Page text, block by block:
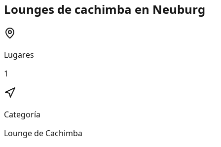
Lounges de cachimba en Neuburg
Lugares
1
Categoría
Lounge de Cachimba